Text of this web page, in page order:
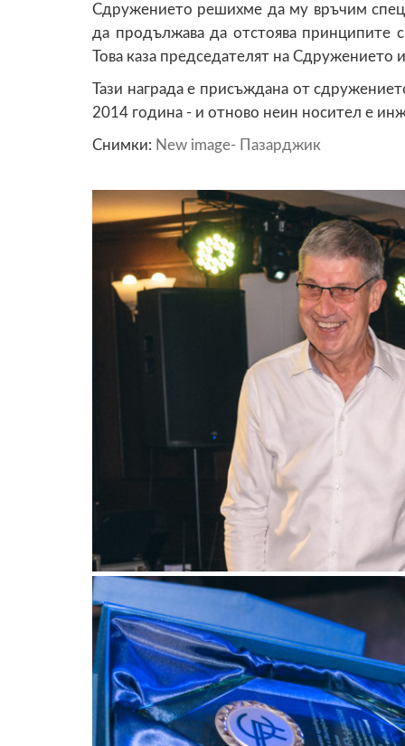
Сдружението решихме да му връчим
да продължава да отстоява принципите
Това каза председателят на
Тази награда е присъждана от
2014 година - и отново неин носител е
Снимки: New image- Пазарджик